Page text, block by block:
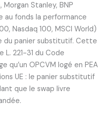
Stanley, BNP
au fonds la performance
Nasdaq 100, MSCI World)
du panier substitutif. Cette
L. 221-31 du Code
qu’un OPCVM logé en PEA
UE : le panier substitutif
que le swap livre